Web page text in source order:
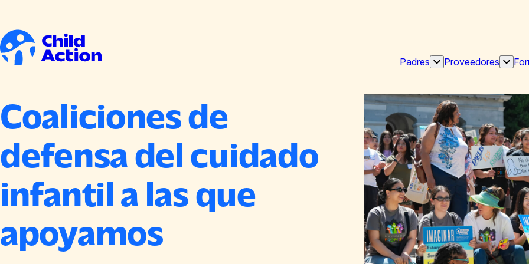
Padres Mostrar
Proveedores
Coaliciones de
defensa del cuidado
infantil a las que
apoyamos